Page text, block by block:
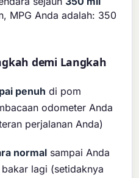
MPG Anda adalah: 350
demi Langkah
penuh di pom
odometer Anda
perjalanan Anda)
normal sampai Anda
lagi (setidaknya